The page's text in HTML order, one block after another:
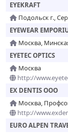
EYEKRAFT
Подольск г.,
EYEWEAR
Москва,
EYETEC OPTICS
Москва
http://
EX DENTIS ООО
Москва,
http://
EURO ALPEN